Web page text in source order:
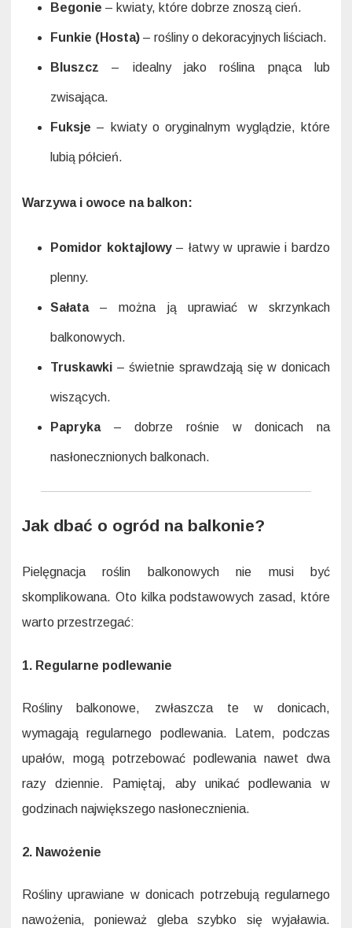
Begonie – kwiaty, które dobrze znoszą cień.
Funkie (Hosta) – rośliny o dekoracyjnych liściach.
Bluszcz – idealny jako roślina pnąca lub
zwisająca.
Fuksje – kwiaty o oryginalnym wyglądzie, które
lubią półcień.
Warzywa i owoce na balkon:
Pomidor koktajlowy– łatwy w uprawie i bardzo
plenny.
Sałata– można ją uprawiać w skrzynkach
balkonowych.
Truskawki – świetnie sprawdzają się w donicach
wiszących.
Papryka– dobrze rośnie w donicach na
nasłonecznionych balkonach.
Jak dbać o ogród na balkonie?
Pielęgnacja roślin balkonowych nie musi być
skomplikowana. Oto kilka podstawowych zasad, które
warto przestrzegać:
1. Regularne podlewanie
Rośliny balkonowe, zwłaszcza te w donicach,
wymagają regularnego podlewania. Latem, podczas
upałów, mogą potrzebować podlewania nawet dwa
razy dziennie. Pamiętaj, aby unikać podlewania w
godzinach największego nasłonecznienia.
2. Nawożenie
Rośliny uprawiane w donicach potrzebują regularnego
nawożenia, ponieważ gleba szybko się wyjaławia.